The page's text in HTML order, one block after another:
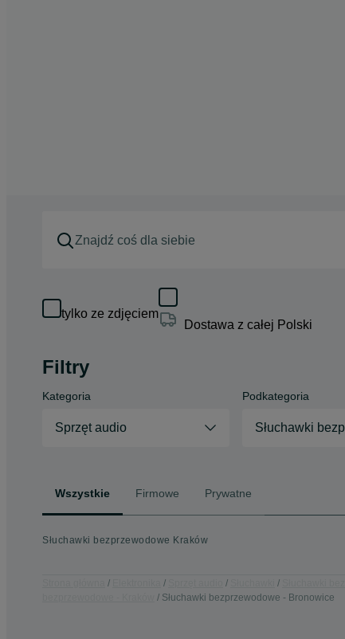
tylko ze zdjęciem
Dostawa z całej Polski
Filtry
Kategoria
Sprzęt audio
Podkategoria
Słuchawki
Wszystkie Firmowe Prywatne
Słuchawki bezprzewodowe Kraków
Słuchawki bezprzewodowe - Bronowice